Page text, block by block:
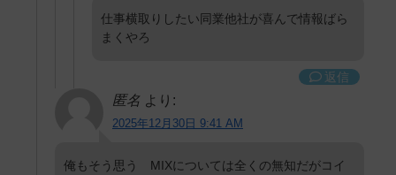
仕事横取りしたい同業他社が喜んで情報ばら
まくやろ
返信
匿名 より:
2025年12月30日 9:41 AM
俺もそう思う MIXについては全くの無知だがコイ